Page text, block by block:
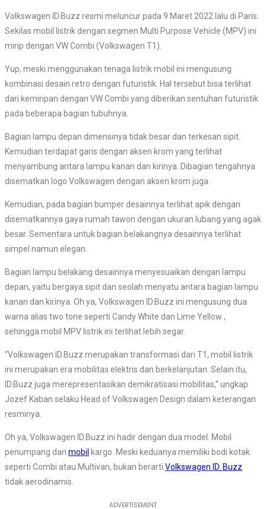
Volkswagen ID.Buzz resmi meluncur pada 9 Maret 2022 lalu di Paris.
Sekilas mobil listrik dengan segmen Multi Purpose Vehicle (MPV) ini
mirip dengan VW Combi (Volkswagen T1).
Yup, meski menggunakan tenaga listrik mobil ini mengusung
kombinasi desain retro dengan futuristik. Hal tersebut bisa terlihat
dari kemiripan dengan VW Combi yang diberikan sentuhan futuristik
pada beberapa bagian tubuhnya.
Bagian lampu depan dimensinya tidak besar dan terkesan sipit.
Kemudian terdapat garis dengan aksen krom yang terlihat
menyambung antara lampu kanan dan kirinya. Dibagian tengahnya
disematkan logo Volkswagen dengan aksen krom juga.
Kemudian, pada bagian bumper desainnya terlihat apik dengan
disematkannya gaya rumah tawon dengan ukuran lubang yang agak
besar. Sementara untuk bagian belakangnya desainnya terlihat
simpel namun elegan.
Bagian lampu belakang desainnya menyesuaikan dengan lampu
depan, yaitu bergaya sipit dan seolah menyatu antara bagian lampu
kanan dan kirinya. Oh ya, Volkswagen ID.Buzz ini mengusung dua
warna alias two tone seperti Candy White dan Lime Yellow ,
sehingga mobil MPV listrik ini terlihat lebih segar.
“Volkswagen ID.Buzz merupakan transformasi dari T1, mobil listrik
ini merupakan era mobilitas elektris dan berkelanjutan. Selain itu,
ID.Buzz juga merepresentasikan demikratisasi mobilitas,” ungkap
Jozef Kaban selaku Head of Volkswagen Design dalam keterangan
resminya.
Oh ya, Volkswagen ID.Buzz ini hadir dengan dua model. Mobil
penumpang dan mobil kargo. Meski keduanya memiliki bodi kotak
seperti Combi atau Multivan, bukan berarti Volkswagen ID. Buzz
tidak aerodinamis.